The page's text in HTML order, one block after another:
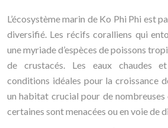
L’écosystème marin de Ko Phi Phi est
diversifié. Les récifs coralliens qui
une myriade d’espèces de poissons
de crustacés. Les eaux chaudes
conditions idéales pour la croissance
un habitat crucial pour de nombreuses
certaines sont menacées ou en voie de